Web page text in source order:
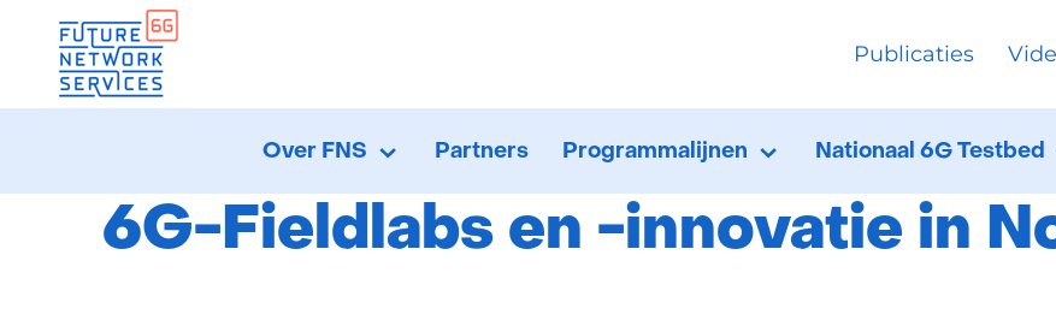
naar
inhoud
Publicaties
Over FNS
Over
FNS
Uitklappen
Partners Programmalijnen Programmalijnen
Uitklappen
Nationaal 6G Testbed
6G-Fieldlabs en -innovatie in